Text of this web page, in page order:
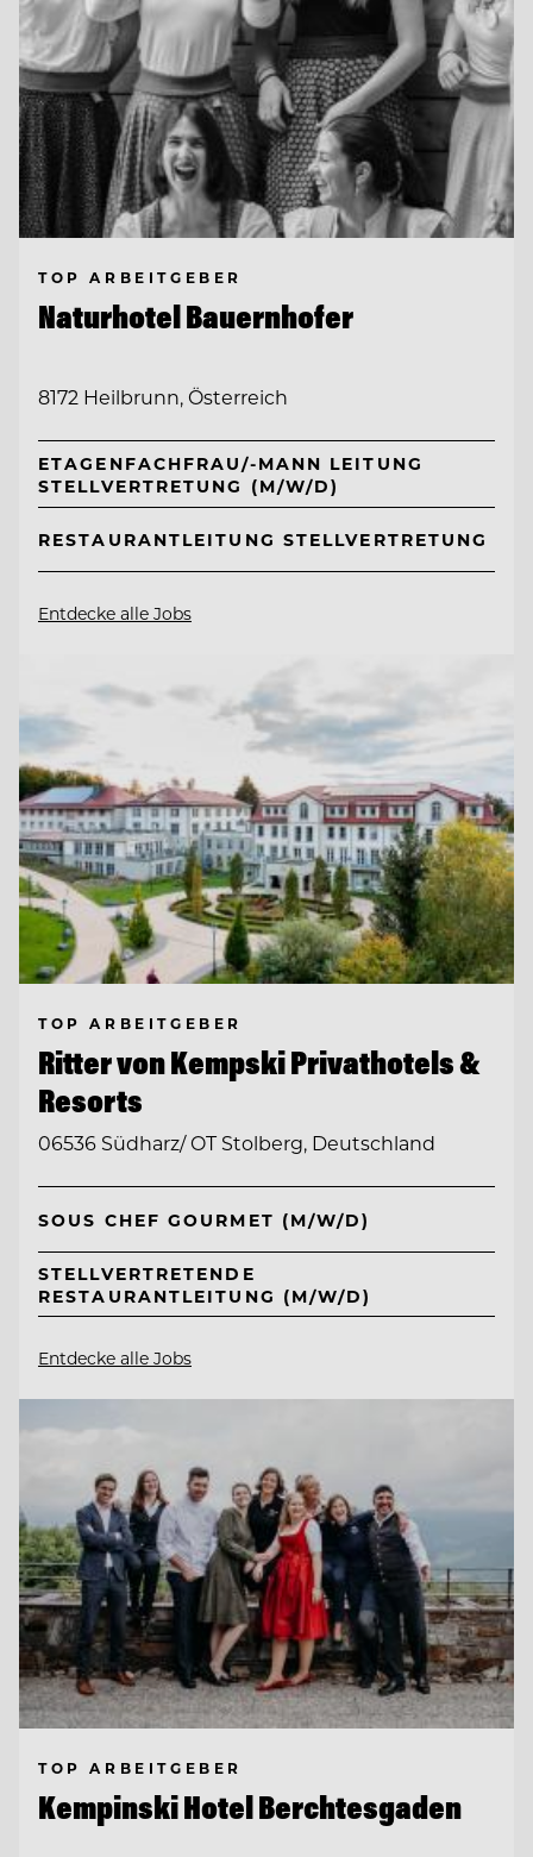
TOP ARBEITGEBER
Naturhotel Bauernhofer
8172 Heilbrunn, Österreich
ETAGENFACHFRAU/-MANN LEITUNG
STELLVERTRETUNG (M/W/D)
RESTAURANTLEITUNG STELLVERTRETUNG
Entdecke alle Jobs
TOP ARBEITGEBER
Ritter von Kempski Privathotels &
Resorts
06536 Südharz/ OT Stolberg, Deutschland
SOUS CHEF GOURMET (M/W/D)
STELLVERTRETENDE
RESTAURANTLEITUNG (M/W/D)
Entdecke alle Jobs
TOP ARBEITGEBER
Kempinski Hotel Berchtesgaden